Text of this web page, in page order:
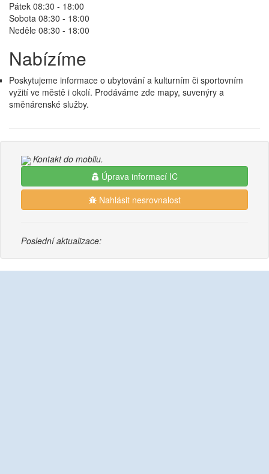
Pátek 08:30 - 18:00
Sobota 08:30 - 18:00
Neděle 08:30 - 18:00
Nabízíme
Poskytujeme informace o ubytování a kulturním či sportovním
vyžití ve městě i okolí. Prodáváme zde mapy, suvenýry a
směnárenské služby.
Kontakt do mobilu.
Úprava informací IC
Nahlásit nesrovnalost
Poslední aktualizace: